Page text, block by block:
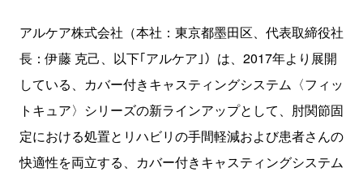
アルケア株式会社（本社：東京都墨田区、代表取締役社
長：伊藤 克己、以下｢アルケア｣）は、2017年より展開
している、カバー付きキャスティングシステム〈フィッ
トキュア〉シリーズの新ラインアップとして、肘関節固
定における処置とリハビリの手間軽減および患者さんの
快適性を両立する、カバー付きキャスティングシステム